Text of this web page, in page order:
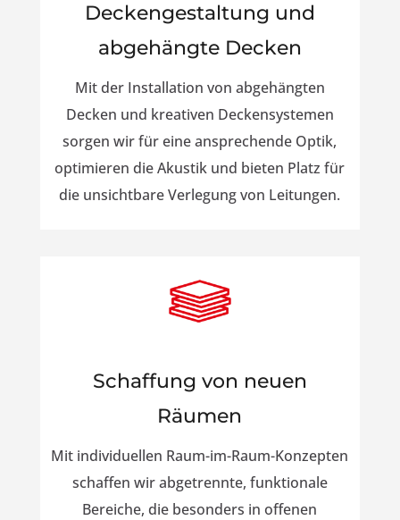
Deckengestaltung und
abgehängte Decken
Mit der Installation von abgehängten
Decken und kreativen Deckensystemen
sorgen wir für eine ansprechende Optik,
optimieren die Akustik und bieten Platz für
die unsichtbare Verlegung von Leitungen.
Schaffung von neuen
Räumen
Mit individuellen Raum-im-Raum-Konzepten
schaffen wir abgetrennte, funktionale
Bereiche, die besonders in offenen